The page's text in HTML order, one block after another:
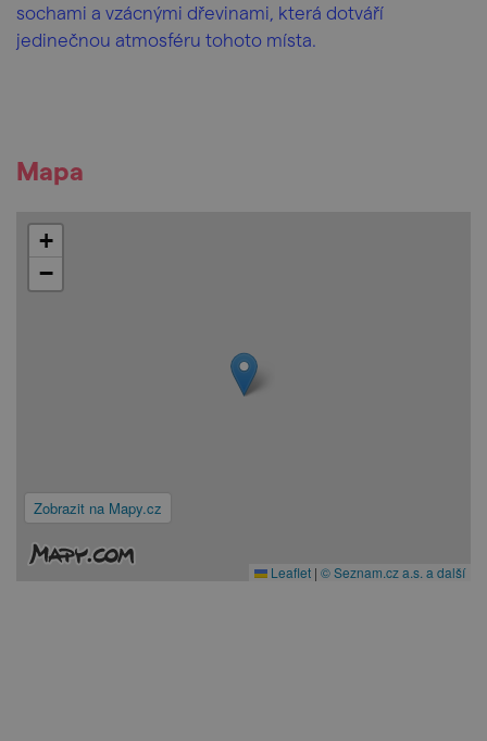
sochami a vzácnými dřevinami, která dotváří
jedinečnou atmosféru tohoto místa.
Mapa
Zobrazit na Mapy.cz
+
−
Leaflet | © Seznam.cz a.s. a další